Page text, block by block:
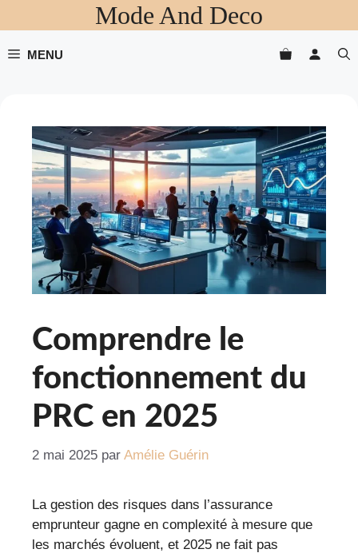
au
contenu
Mode And Deco
MENU
Comprendre le
fonctionnement du
PRC en 2025
2 mai 2025 par Amélie Guérin
La gestion des risques dans l’assurance
emprunteur gagne en complexité à mesure que
les marchés évoluent, et 2025 ne fait pas